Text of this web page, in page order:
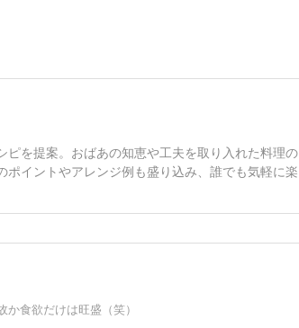
を提案。おばあの知恵や工夫を取り入れた料理の
イントやアレンジ例も盛り込み、誰でも気軽に楽
食欲だけは旺盛（笑）